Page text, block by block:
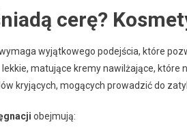
cerę?
wyjątkowego podejścia, które
matujące kremy nawilżające, które
kryjących, mogących prowadzić do
obejmują: